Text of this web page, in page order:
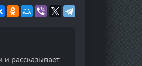
рассказывает